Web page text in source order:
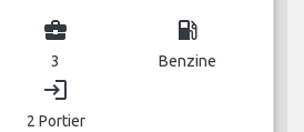
business_center
3
local_gas_station
Benzine
login
2 Portier